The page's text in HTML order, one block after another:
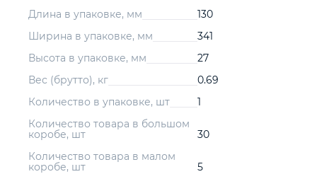
Длина в упаковке, мм
130
Ширина в упаковке, мм
341
Высота в упаковке, мм
27
Вес (брутто), кг
0.69
Количество в упаковке, шт
1
Количество товара в большом
коробе, шт
30
Количество товара в малом
коробе, шт
5